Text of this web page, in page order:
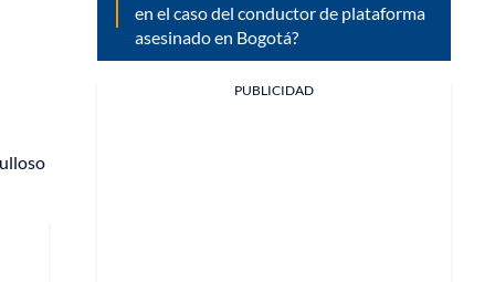
en el caso del conductor de plataforma
asesinado en Bogotá?
PUBLICIDAD